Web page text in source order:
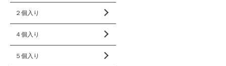
２個入り
４個入り
５個入り